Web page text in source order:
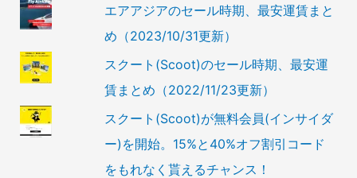
エアアジアのセール時期、最安運賃まと
め（2023/10/31更新）
スクート(Scoot)のセール時期、最安運
賃まとめ（2022/11/23更新）
スクート(Scoot)が無料会員(インサイダ
ー)を開始。15%と40%オフ割引コード
をもれなく貰えるチャンス！